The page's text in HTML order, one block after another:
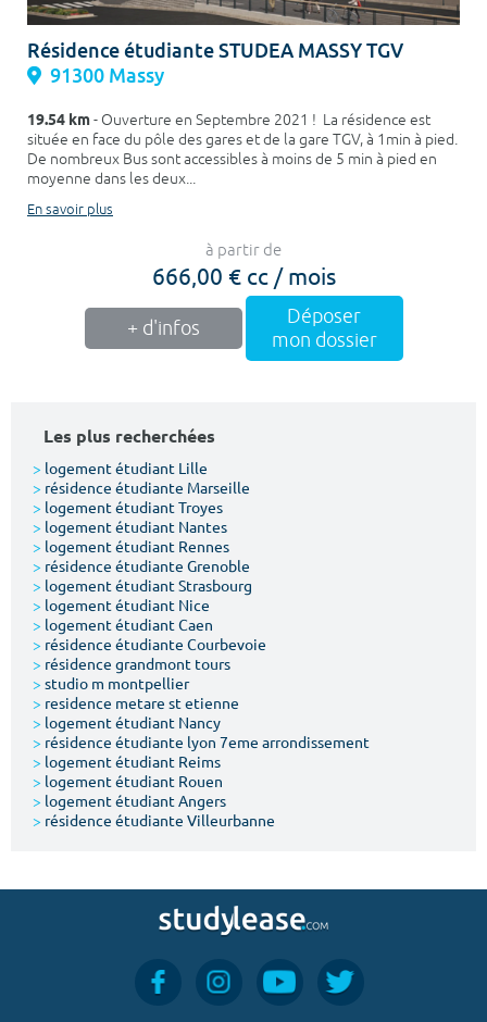
Chercher
Résidence étudiante STUDEA MASSY TGV
91300 Massy
19.54 km- Ouverture en Septembre 2021 ! La résidence est
située en face du pôle des gares et de la gare TGV, à 1min à pied.
De nombreux Bus sont accessibles à moins de 5 min à pied en
moyenne dans les deux...
En savoir plus
à partir de
666,00 € cc / mois
+ d'infos
Déposer
mon dossier
Les plus recherchées
> logement étudiant Lille
> résidence étudiante Marseille
> logement étudiant Troyes
> logement étudiant Nantes
> logement étudiant Rennes
> résidence étudiante Grenoble
> logement étudiant Strasbourg
> logement étudiant Nice
> logement étudiant Caen
> résidence étudiante Courbevoie
> résidence grandmont tours
> studio m montpellier
> residence metare st etienne
> logement étudiant Nancy
> résidence étudiante lyon 7eme arrondissement
> logement étudiant Reims
> logement étudiant Rouen
> logement étudiant Angers
> résidence étudiante Villeurbanne